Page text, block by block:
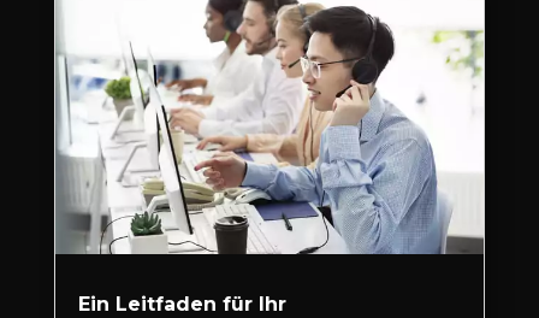
Ein Leitfaden für Ihr